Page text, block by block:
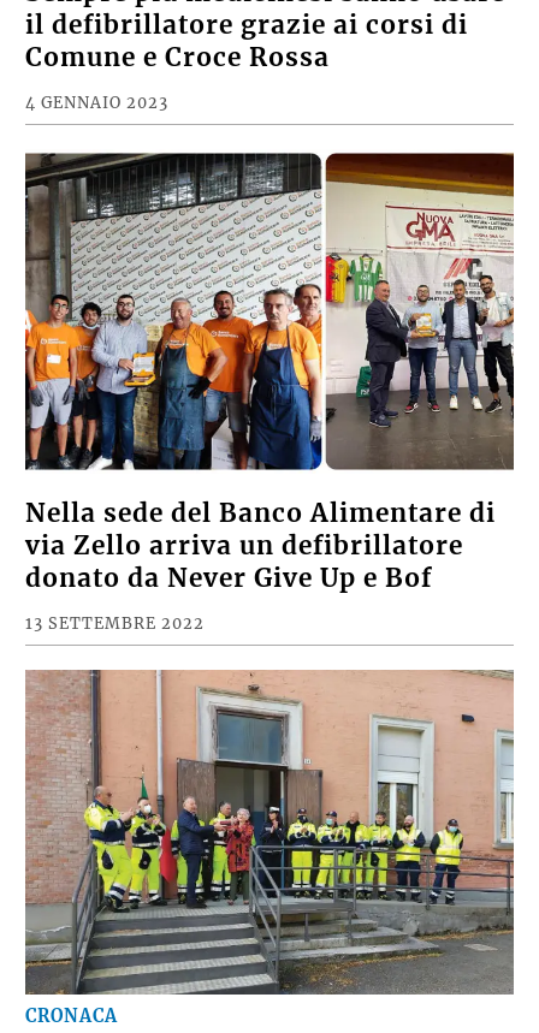
il defibrillatore grazie ai corsi di
Comune e Croce Rossa
4 GENNAIO 2023
Nella sede del Banco Alimentare di
via Zello arriva un defibrillatore
donato da Never Give Up e Bof
13 SETTEMBRE 2022
CRONACA